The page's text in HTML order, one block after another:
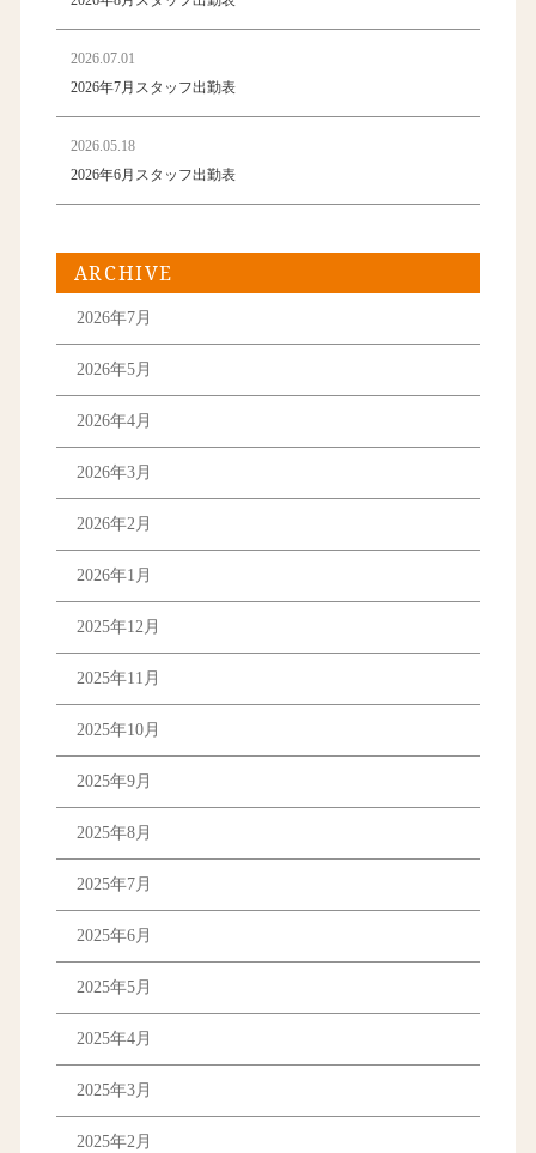
2026.07.01
2026年7月スタッフ出勤表
2026.05.18
2026年6月スタッフ出勤表
ARCHIVE
2026年7月
2026年5月
2026年4月
2026年3月
2026年2月
2026年1月
2025年12月
2025年11月
2025年10月
2025年9月
2025年8月
2025年7月
2025年6月
2025年5月
2025年4月
2025年3月
2025年2月